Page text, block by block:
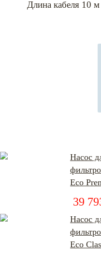
Длина кабеля 10 м
Насос
Eco
39
Насос
Eco